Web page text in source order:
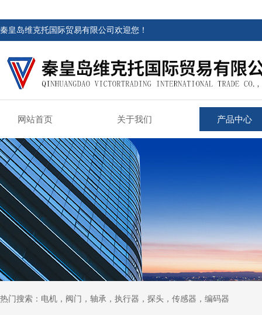
秦皇岛维克托国际贸易有限公司欢迎您！
网站首页 关于我们 产品中心
热门搜索：电机，阀门，轴承，执行器，探头，传感器，编码器